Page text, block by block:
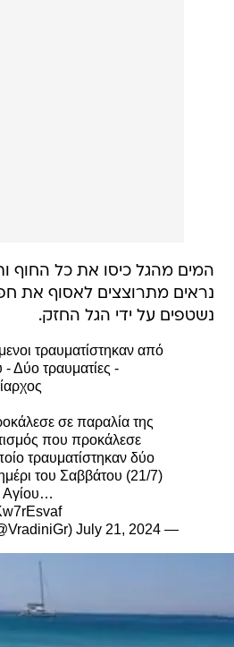
המים מהגל כיסו את כל החוף
נראים מתרוצצים לאסוף את
נשטפים על ידי הגל החזק.
τραυματίστηκαν από
- Δύο τραυματίες -
σε παραλία της
που προκάλεσε
τραυματίστηκαν δύο
του Σαββάτου (21/7)
Αγίου…
— vradini.gr (@VradiniGr)
July 21, 2024